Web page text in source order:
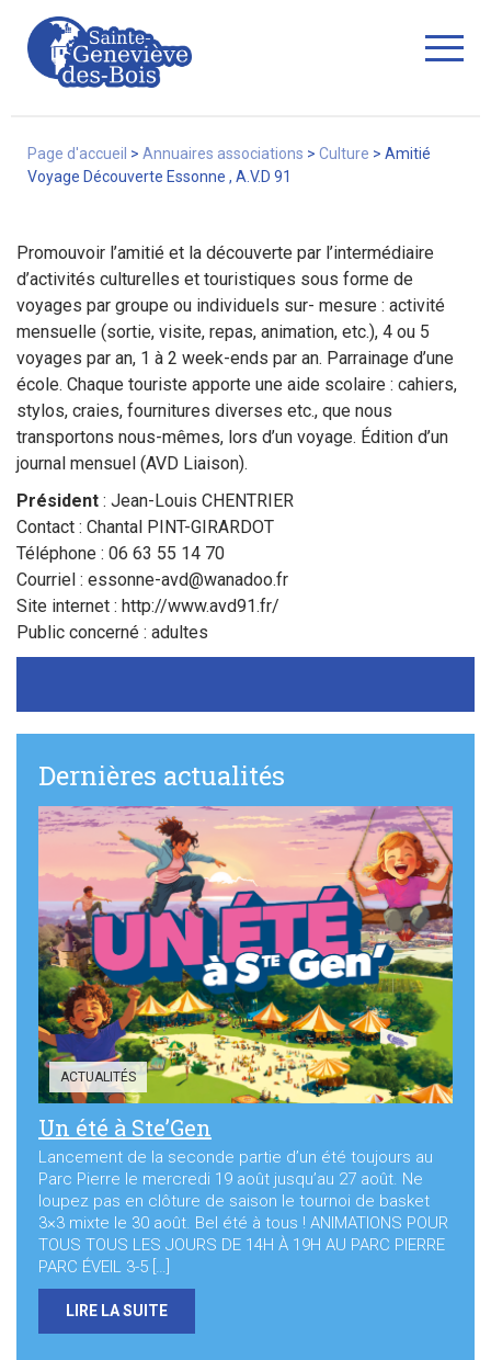
La Ville
Services
Commerces/associations
Sortir à Ste Gen’
Page d'accueil > Annuaires associations > Culture > Amitié
Voyage Découverte Essonne , A.V.D 91
Promouvoir l’amitié et la découverte par l’intermédiaire
d’activités culturelles et touristiques sous forme de
voyages par groupe ou individuels sur- mesure : activité
mensuelle (sortie, visite, repas, animation, etc.), 4 ou 5
voyages par an, 1 à 2 week-ends par an. Parrainage d’une
école. Chaque touriste apporte une aide scolaire : cahiers,
stylos, craies, fournitures diverses etc., que nous
transportons nous-mêmes, lors d’un voyage. Édition d’un
journal mensuel (AVD Liaison).
Président : Jean-Louis CHENTRIER
Contact : Chantal PINT-GIRARDOT
Téléphone : 06 63 55 14 70
Courriel : essonne-avd@wanadoo.fr
Site internet : http://www.avd91.fr/
Public concerné : adultes
Dernières actualités
ACTUALITÉS
Un été à Ste’Gen
Lancement de la seconde partie d’un été toujours au
Parc Pierre le mercredi 19 août jusqu’au 27 août. Ne
loupez pas en clôture de saison le tournoi de basket
3×3 mixte le 30 août. Bel été à tous ! ANIMATIONS POUR
TOUS TOUS LES JOURS DE 14H À 19H AU PARC PIERRE
PARC ÉVEIL 3-5 […]
LIRE LA SUITE